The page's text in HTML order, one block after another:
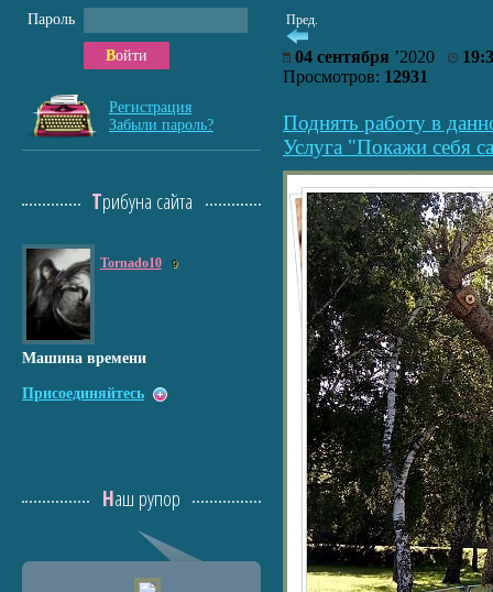
Пред.
04 сентября ’2020
Просмотров: 12931
Поднять работу в
Услуга "Покажи себя
Пароль
Войти
Регистрация
Забыли пароль?
Трибуна сайта
Tornado10 9
Машина времени
Присоединяйтесь
Наш рупор